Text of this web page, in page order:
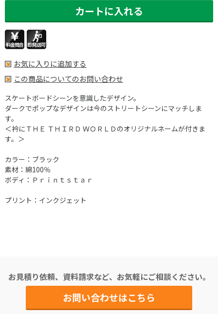
お気に入りに追加する
この商品についてのお問い合わせ
スケートボードシーンを意識したデザイン。
ダークでポップなデザインは今のストリートシーンにマッチしま
す。
＜衿にＴＨＥ ＴＨＩＲＤ ＷＯＲＬＤのオリジナルネームが付きま
す。＞
カラー：ブラック
素材：綿100％
ボディ：Ｐｒｉｎｔｓｔａｒ
プリント：インクジェット
お見積り依頼、資料請求など、お気軽にご相談ください。
お問い合わせはこちら